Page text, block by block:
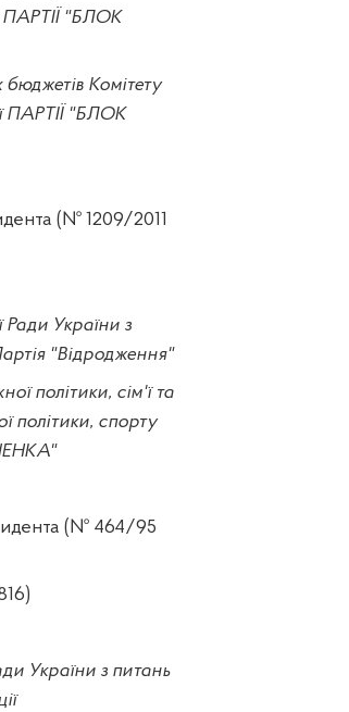
ПАРТІЇ "БЛОК
бюджетів Комітету
ПАРТІЇ "БЛОК
(№ 1209/2011
Ради України з
"Відродження"
політики, сім'ї та
політики, спорту
(№ 464/95
України з питань